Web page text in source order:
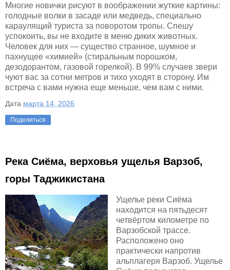
Многие новички рисуют в воображении жуткие картины:
голодные волки в засаде или медведь, специально
караулящий туриста за поворотом тропы. Спешу
успокоить, вы не входите в меню диких животных.
Человек для них — существо странное, шумное и
пахнущее «химией» (стиральным порошком,
дезодорантом, газовой горелкой). В 99% случаев звери
чуют вас за сотни метров и тихо уходят в сторону. Им
встреча с вами нужна еще меньше, чем вам с ними.
Дата марта 14, 2026
Поделиться
Река Сиёма, верховья ущелья Варзоб,
горы Таджикистана
Ущелье реки Сиёма
находится на пятьдесят
четвёртом километре по
Варзобской трассе.
Расположено оно
практически напротив
альплагеря Варзоб. Ущелье